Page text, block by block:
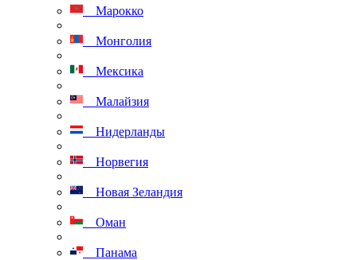
Марокко
Монголия
Мексика
Малайзия
Нидерланды
Норвегия
Новая Зеландия
Оман
Панама